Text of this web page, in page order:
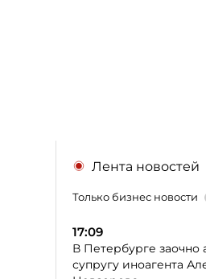
Лента новостей
Только бизнес новости
17:09
В Петербурге заочно
супругу иноагента